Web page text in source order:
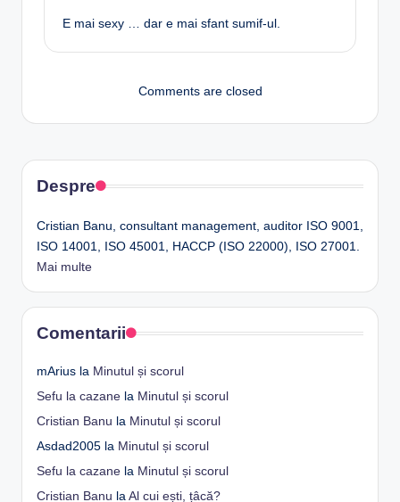
E mai sexy … dar e mai sfant sumif-ul.
Comments are closed
Despre
Cristian Banu, consultant management, auditor ISO 9001,
ISO 14001, ISO 45001, HACCP (ISO 22000), ISO 27001.
Mai multe
Comentarii
mArius la Minutul și scorul
Sefu la cazane la Minutul și scorul
Cristian Banu la Minutul și scorul
Asdad2005 la Minutul și scorul
Sefu la cazane la Minutul și scorul
Cristian Banu la Al cui ești, țâcă?